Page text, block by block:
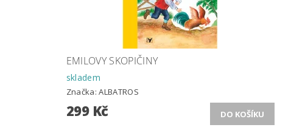
EMILOVY SKOPIČINY
skladem
Značka:ALBATROS
299 Kč